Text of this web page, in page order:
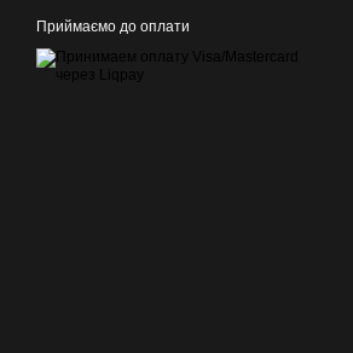
Приймаємо до оплати